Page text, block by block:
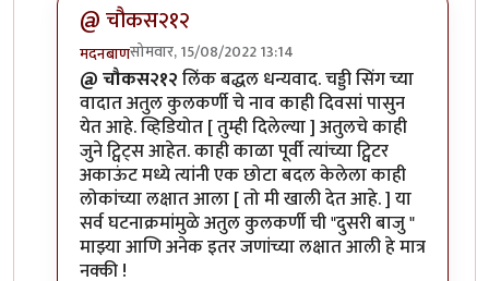
@ चौकस२१२
मदनबाणसोमवार, 15/08/2022 13:14
In reply toकाही गोष्टी पटल्या नाहीत -byचौकस२१२
@ चौकस२१२लिंक बद्धल धन्यवाद. चड्डी सिंग च्या
वादात अतुल कुलकर्णी चे नाव काही दिवसां पासुन
येत आहे. व्हिडियोत [ तुम्ही दिलेल्या ] अतुलचे काही
जुने ट्विट्स आहेत. काही काळा पूर्वी त्यांच्या ट्विटर
अकाऊंट मध्ये त्यांनी एक छोटा बदल केलेला काही
लोकांच्या लक्षात आला [ तो मी खाली देत आहे. ] या
सर्व घटनाक्रमांमुळे अतुल कुलकर्णी ची "दुसरी बाजु "
माझ्या आणि अनेक इतर जणांच्या लक्षात आली हे मात्र
नक्की !